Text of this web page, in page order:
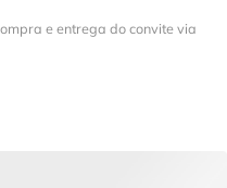
e entrega do convite via